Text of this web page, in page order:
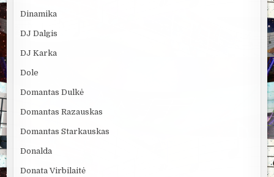
Dinamika
DJ Dalgis
DJ Karka
Dole
Domantas Dulkė
Domantas Razauskas
Domantas Starkauskas
Donalda
Donata Virbilaitė